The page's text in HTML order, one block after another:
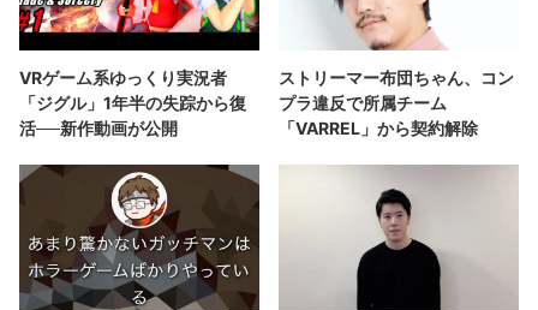
VRゲーム系ゆっくり実況者
「ジグル」1年半の失踪から復
活──新作動画が公開
ストリーマー布団ちゃん、コン
プラ違反で所属チーム
「VARREL」から契約解除